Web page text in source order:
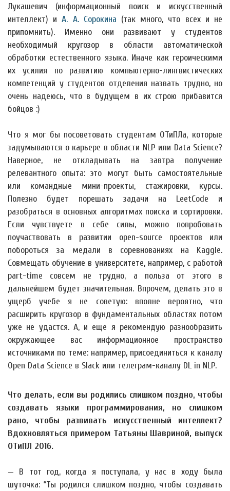
Лукашевич (информационный поиск и искусственный
интеллект) иА. А. Сорокина (так много, что всех и не
припомнить). Именно они развивают у студентов
необходимый кругозор в области автоматической
обработки естественного языка. Иначе как героическими
их усилия по развитию компьютерно-лингвистических
компетенций у студентов отделения назвать трудно, но
очень надеюсь, что в будущем в их строю прибавится
бойцов :)
Что я мог бы посоветовать студентам ОТиПЛа, которые
задумываются о карьере в области NLP или Data Science?
Наверное, не откладывать на завтра получение
релевантного опыта: это могут быть самостоятельные
или командные мини-проекты, стажировки, курсы.
Полезно будет порешать задачи на LeetCode и
разобраться в основных алгоритмах поиска и сортировки.
Если чувствуете в себе силы, можно попробовать
поучаствовать в развитии open-source проектов или
побороться за медали в соревнованиях на Kaggle.
Совмещать обучение в университете, например, с работой
part-time совсем не трудно, а польза от этого в
дальнейшем будет значительная. Впрочем, делать это в
ущерб учебе я не советую: вполне вероятно, что
расширить кругозор в фундаментальных областях потом
уже не удастся. А, и еще я рекомендую разнообразить
окружающее вас информационное пространство
источниками по теме: например, присоединиться к каналу
Open Data Science в Slack или телеграм-каналу DL in NLP.
Что делать, если вы родились слишком поздно, чтобы
создавать языки программирования, но слишком
рано, чтобы развивать искусственный интеллект?
Вдохновляться примером Татьяны Шавриной, выпуск
ОТиПЛ 2016.
— В тот год, когда я поступала, у нас в ходу была
шуточка: “Ты родился слишком поздно, чтобы создавать